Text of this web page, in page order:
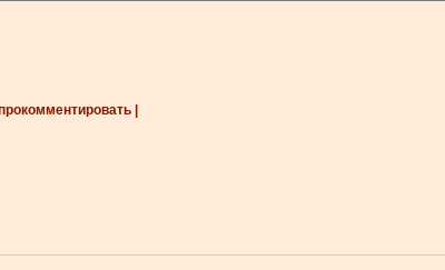
прокомментировать |